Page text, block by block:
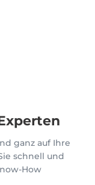
ganz auf Ihre
schnell und
How